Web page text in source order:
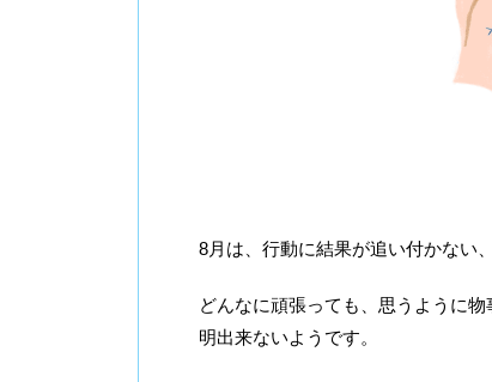
8月は、行動に結果が追い付かない
どんなに頑張っても、思うように
明出来ないようです。